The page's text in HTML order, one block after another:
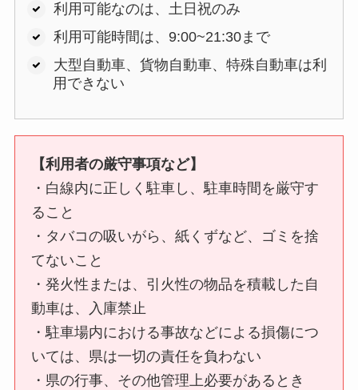
利用可能なのは、土日祝のみ
利用可能時間は、9:00~21:30まで
大型自動車、貨物自動車、特殊自動車は利
用できない
【利用者の厳守事項など】
・白線内に正しく駐車し、駐車時間を厳守す
ること
・タバコの吸いがら、紙くずなど、ゴミを捨
てないこと
・発火性または、引火性の物品を積載した自
動車は、入庫禁止
・駐車場内における事故などによる損傷につ
いては、県は一切の責任を負わない
・県の行事、その他管理上必要があるとき